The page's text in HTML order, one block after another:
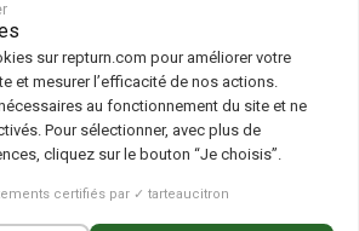
venta Aviso legal Política de privacidad
Repturn 2026
sur repturn.com pour améliorer votre
et mesurer l’efficacité de nos actions.
au fonctionnement du site et ne
Pour sélectionner, avec plus de
cliquez sur le bouton “Je choisis”.
certifiés par ✓ tarteaucitron